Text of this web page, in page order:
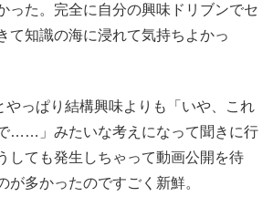
った。完全に自分の興味ドリブンでセ
て知識の海に浸れて気持ちよかっ
やっぱり結構興味よりも「いや、これ
……」みたいな考えになって聞きに行
しても発生しちゃって動画公開を待
多かったのですごく新鮮。